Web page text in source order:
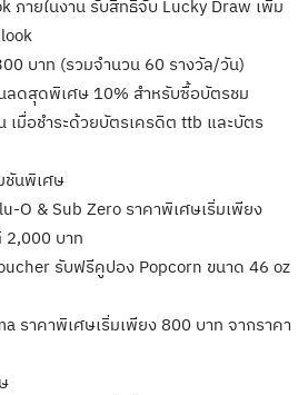
ภายในงาน รับสิทธิ์จับ Lucky Draw เพิ่ม
บาท (รวมจำนวน 60 รางวัล/วัน)
ลดสุดพิเศษ 10% สำหรับซื้อบัตรชม
เมื่อชำระด้วยบัตรเครดิต ttb และบัตร
ชันพิเศษ
O & Sub Zero ราคาพิเศษเริ่มเพียง
2,000 บาท
รับฟรีคูปอง Popcorn ขนาด 46 oz
ราคาพิเศษเริ่มเพียง 800 บาท จากราคา